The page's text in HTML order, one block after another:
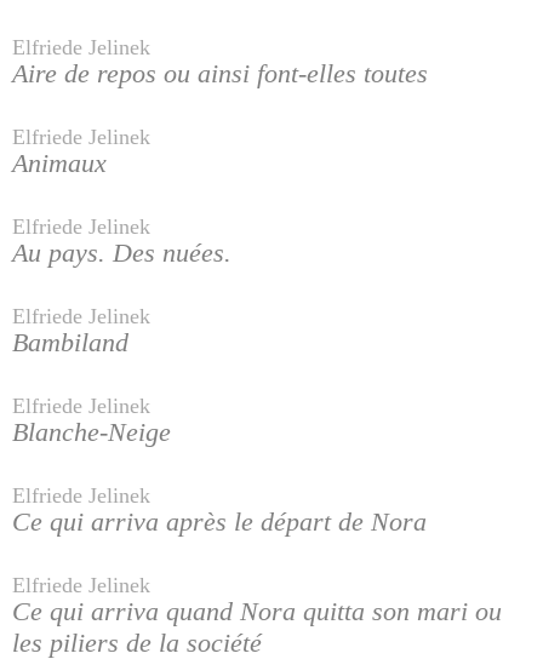
Elfriede Jelinek
Aire de repos ou ainsi font-elles toutes
Elfriede Jelinek
Animaux
Elfriede Jelinek
Au pays. Des nuées.
Elfriede Jelinek
Bambiland
Elfriede Jelinek
Blanche-Neige
Elfriede Jelinek
Ce qui arriva après le départ de Nora
Elfriede Jelinek
Ce qui arriva quand Nora quitta son mari ou
les piliers de la société